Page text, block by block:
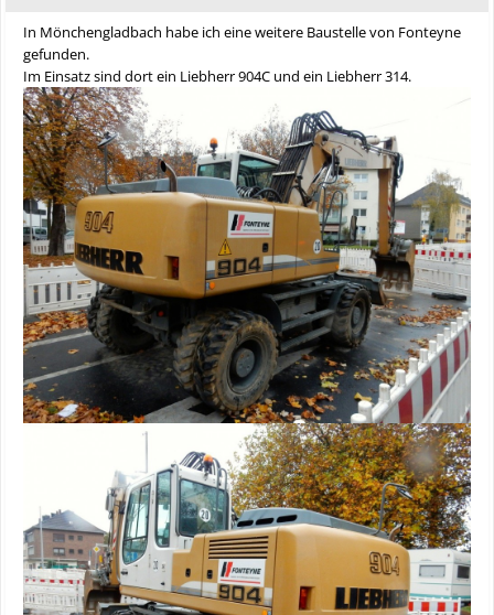
In Mönchengladbach habe ich eine weitere Baustelle von Fonteyne
gefunden.
Im Einsatz sind dort ein Liebherr 904C und ein Liebherr 314.